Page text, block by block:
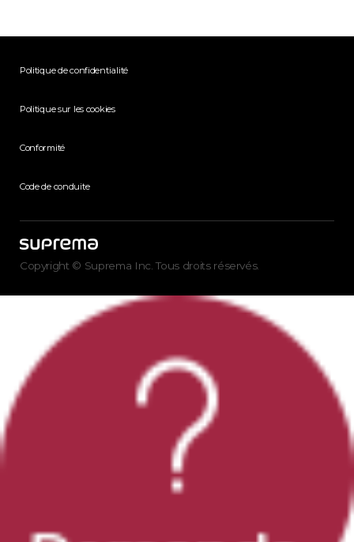
Politique de confidentialité
Politique sur les cookies
Conformité
Code de conduite
Copyright © Suprema Inc. Tous droits réservés.